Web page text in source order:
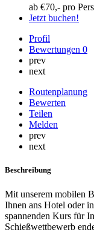
ab €70,- pro
Jetzt buchen!
Profil
Bewertungen 0
prev
next
Routenplanung
Bewerten
Teilen
Melden
prev
next
Beschreibung
Mit unserem mobilen
Ihnen ans Hotel oder
spannenden Kurs für
Schießwettbewerb